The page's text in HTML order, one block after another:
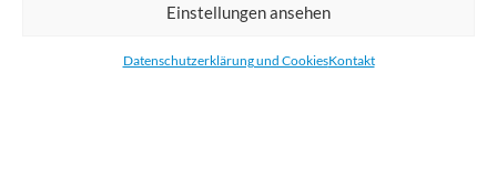
Einstellungen ansehen
Datenschutzerklärung und CookiesKontakt
Bestellen Sie gedruckte Werbemittel online für Ihr Unternehmen. Wir
und Aufkleber. Wir liefern unsere Druckprodukte Deutschland,